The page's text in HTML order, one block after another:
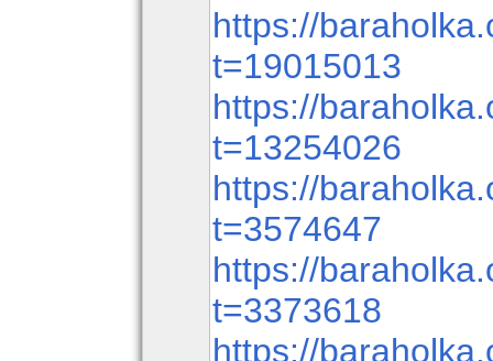
https://
t=19015013
https://
t=13254026
https://
t=3574647
https://
t=3373618
https://